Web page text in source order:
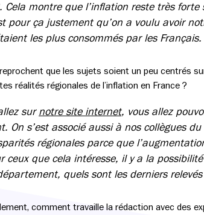
montre que l’inflation reste très forte
pour ça justement qu’on a voulu avoir
les plus consommés par les Français.
que les sujets soient un peu centrés
réalités régionales de l’inflation en France ?
sur notre site internet, vous allez
s’est associé aussi à nos collègues
régionales parce que
ceux que cela intéresse, il y a la
quels sont les derniers
comment travaille la rédaction avec des